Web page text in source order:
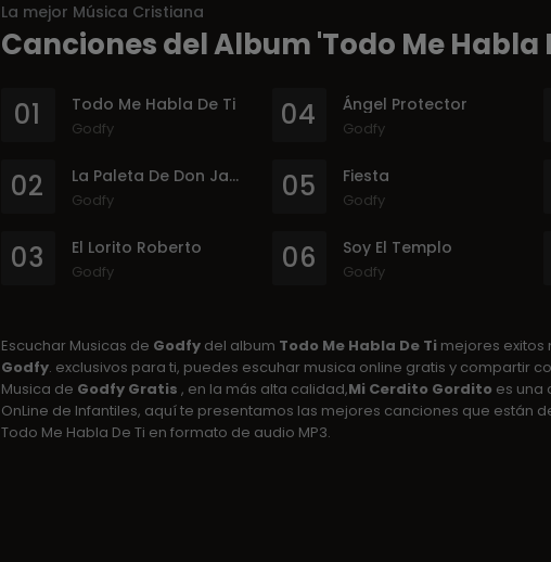
La mejor Música Cristiana
Canciones del Album 'Todo Me Habla
01 Todo Me Habla De Ti
Godfy
02 La Paleta De Don Jacobo
Godfy
03 El Lorito Roberto
Godfy
04 Ángel Protector
Godfy
05 Fiesta
Godfy
06 Soy El Templo
Godfy
Escuchar Musicas de Godfydel album Todo Me Habla De Ti mejores exitos
Godfy. exclusivos para ti, puedes escuhar musica online gratis y compartir
Musica de Godfy Gratis , en la más alta calidad,Mi Cerdito Gordito es una
OnLine de Infantiles, aquí te presentamos las mejores canciones que están
Todo Me Habla De Ti en formato de audio MP3.